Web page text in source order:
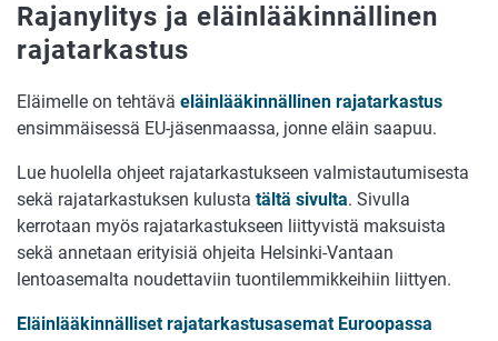
Rajanylitys ja eläinlääkinnällinen
rajatarkastus
Eläimelle on tehtävä eläinlääkinnällinen rajatarkastus
ensimmäisessä EU-jäsenmaassa, jonne eläin saapuu.
Lue huolella ohjeet rajatarkastukseen valmistautumisesta
sekä rajatarkastuksen kulusta tältä sivulta. Sivulla
kerrotaan myös rajatarkastukseen liittyvistä maksuista
sekä annetaan erityisiä ohjeita Helsinki-Vantaan
lentoasemalta noudettaviin tuontilemmikkeihiin liittyen.
Eläinlääkinnälliset rajatarkastusasemat Euroopassa